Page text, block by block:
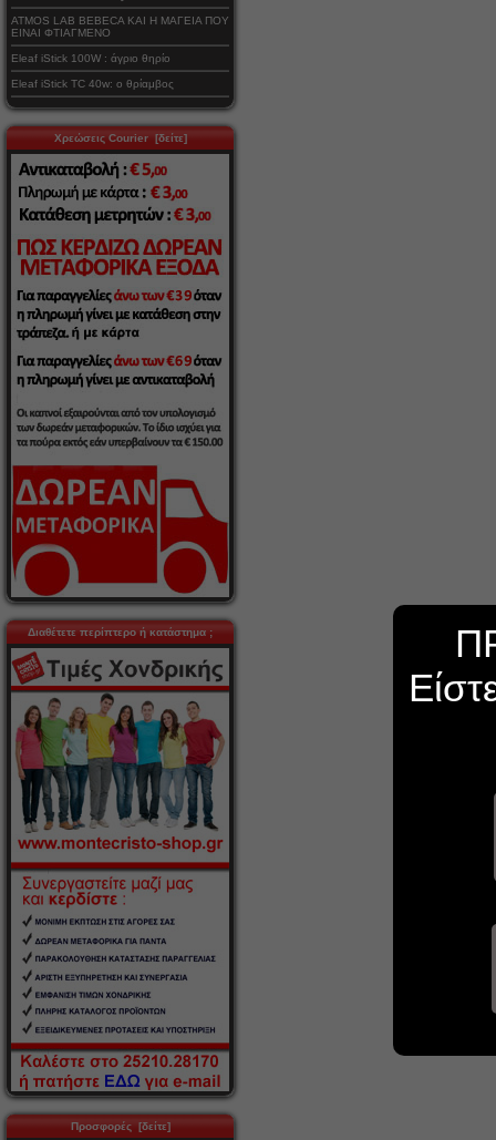
ATMOS LAB BEBECA ΚΑΙ Η ΜΑΓΕΙΑ ΠΟΥ
ΕΙΝΑΙ ΦΤΙΑΓΜΕΝΟ
Eleaf iStick 100W : άγριο θηρίο
Eleaf iStick TC 40w: ο θρίαμβος
Χρεώσεις Courier [δείτε]
Διαθέτετε περίπτερο ή κατάστημα ;
Προσφορές [δείτε]